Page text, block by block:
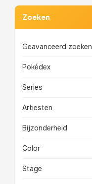
Zoeken
Geavanceerd zoeken
Pokédex
Series
Artiesten
Bijzonderheid
Color
Stage